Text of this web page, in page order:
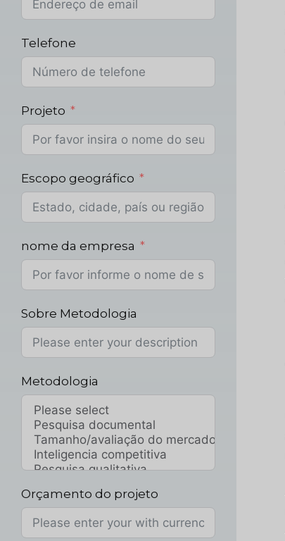
Telefone
Projeto
Escopo geográfico
nome da empresa
Sobre Metodologia
Metodologia
Orçamento do projeto